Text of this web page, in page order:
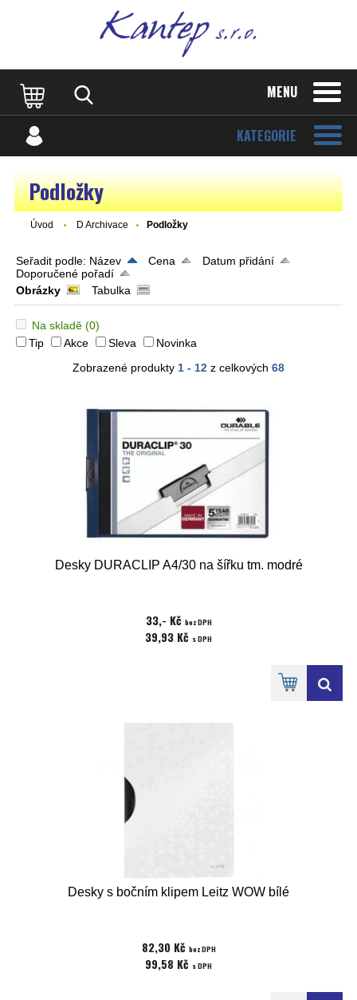
MENU
KATEGORIE
Podložky
Úvod D Archivace Podložky
Seřadit podle: Název Cena
Datum přidání
Doporučené pořadí
Obrázky
Tabulka
Na skladě (0)
Tip
Akce Sleva
Novinka
Zobrazené produkty 1 - 12 z celkových 68
Desky DURACLIP A4/30 na šířku tm. modré
33,- Kč bez DPH
39,93 Kč s DPH
Desky s bočním klipem Leitz WOW bílé
82,30 Kč bez DPH
99,58 Kč s DPH